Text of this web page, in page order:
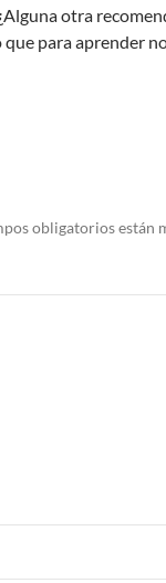
otra
para aprender
obligatorios están